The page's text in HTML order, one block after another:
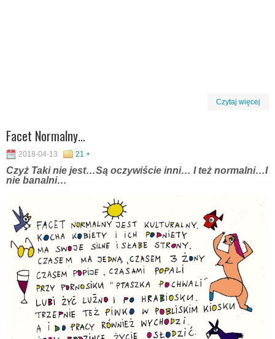
Czytaj więcej
Facet Normalny…
2018-04-13 21 +
Czyż Taki nie jest…Są oczywiście inni… I też normalni…I
nie banalni…